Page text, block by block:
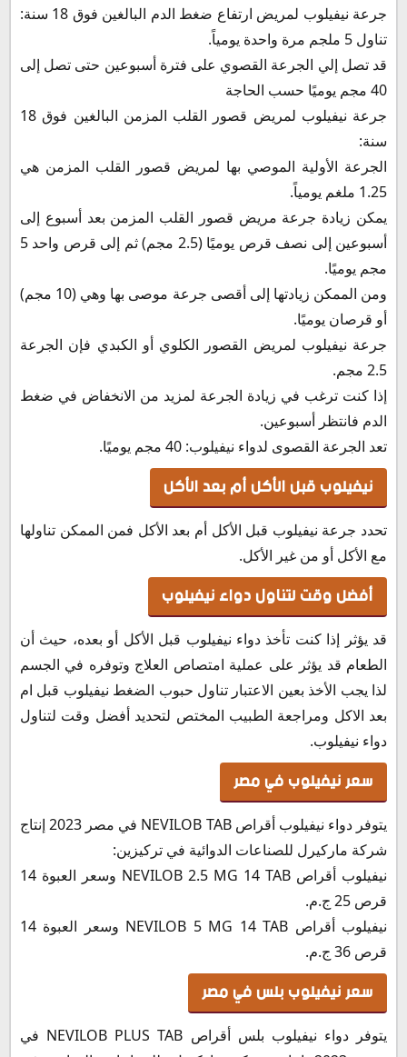
جرعة نيفيلوب لمريض ارتفاع ضغط الدم البالغين فوق 18 سنة:
تناول 5 ملجم مرة واحدة يومياً.
قد تصل إلي الجرعة القصوي على فترة أسبوعين حتى تصل إلى
40 مجم يوميًا حسب الحاجة
جرعة نيفيلوب لمريض قصور القلب المزمن البالغين فوق 18
سنة:
الجرعة الأولية الموصي بها لمريض قصور القلب المزمن هي
1.25 ملغم يومياً.
يمكن زيادة جرعة مريض قصور القلب المزمن بعد أسبوع إلى
أسبوعين إلى نصف قرص يوميًا (2.5 مجم) ثم إلى قرص واحد 5
مجم يوميًا.
ومن الممكن زيادتها إلى أقصى جرعة موصى بها وهي (10 مجم)
أو قرصان يوميًا.
جرعة نيفيلوب لمريض القصور الكلوي أو الكبدي فإن الجرعة
2.5 مجم.
إذا كنت ترغب في زيادة الجرعة لمزيد من الانخفاض في ضغط
الدم فانتظر أسبوعين.
تعد الجرعة القصوى لدواء نيفيلوب: 40 مجم يوميًا.
نيفيلوب قبل الأكل أم بعد الأكل
تحدد جرعة نيفيلوب قبل الأكل أم بعد الأكل فمن الممكن تناولها
مع الأكل أو من غير الأكل.
أفضل وقت لتناول دواء نيفيلوب
قد يؤثر إذا كنت تأخذ دواء نيفيلوب قبل الأكل أو بعده، حيث أن
الطعام قد يؤثر على عملية امتصاص العلاج وتوفره في الجسم
لذا يجب الأخذ بعين الاعتبار تناول حبوب الضغط نيفيلوب قبل ام
بعد الاكل ومراجعة الطبيب المختص لتحديد أفضل وقت لتناول
دواء نيفيلوب.
سعر نيفيلوب في مصر
يتوفر دواء نيفيلوب أقراص NEVILOB TAB في مصر 2023 إنتاج
شركة ماركيرل للصناعات الدوائية في تركيزين:
نيفيلوب أقراص NEVILOB 2.5 MG 14 TAB وسعر العبوة 14
قرص 25 ج.م.
نيفيلوب أقراص NEVILOB 5 MG 14 TAB وسعر العبوة 14
قرص 36 ج.م.
سعر نيفيلوب بلس في مصر
يتوفر دواء نيفيلوب بلس أقراص NEVILOB PLUS TAB في